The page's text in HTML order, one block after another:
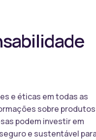
e éticas em todas as
sobre
podem investir em
e sustentável